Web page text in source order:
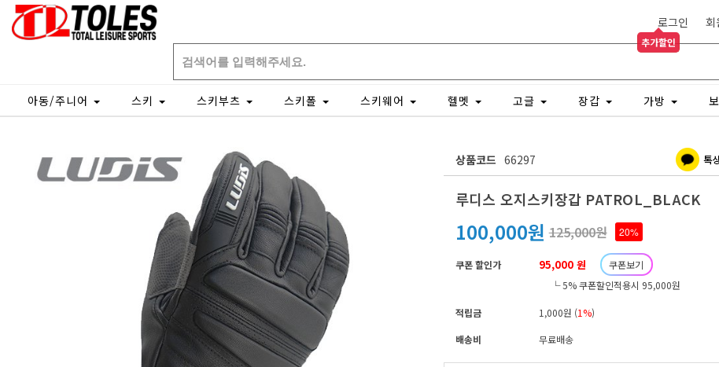
추가할인
로그인 회
아동/주니어 스키 스키부츠 스키폴 스키웨어 헬멧 고글 장갑 가방
Home 장갑
상품코드 66297
루디스 오지스키장갑 PATROL_BLACK
100,000원 125,000원 20%
쿠폰 할인가 95,000 원
쿠폰보기
└ 5% 쿠폰할인적용시 95,000원
적립금 1,000원 (1%)
배송비
무료배송